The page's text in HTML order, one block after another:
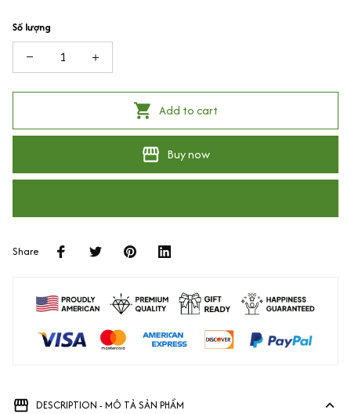
Số lượng
Add to cart
Buy now
Share
DESCRIPTION - MÔ TẢ SẢN PHẨM